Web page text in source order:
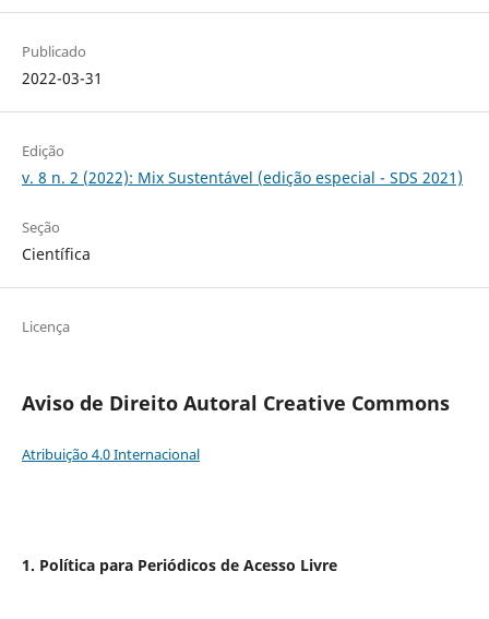
Publicado
2022-03-31
Edição
v. 8 n. 2 (2022): Mix Sustentável (edição especial - SDS 2021)
Seção
Científica
Licença
Aviso de Direito Autoral Creative Commons
Atribuição 4.0 Internacional
1. Política para Periódicos de Acesso Livre